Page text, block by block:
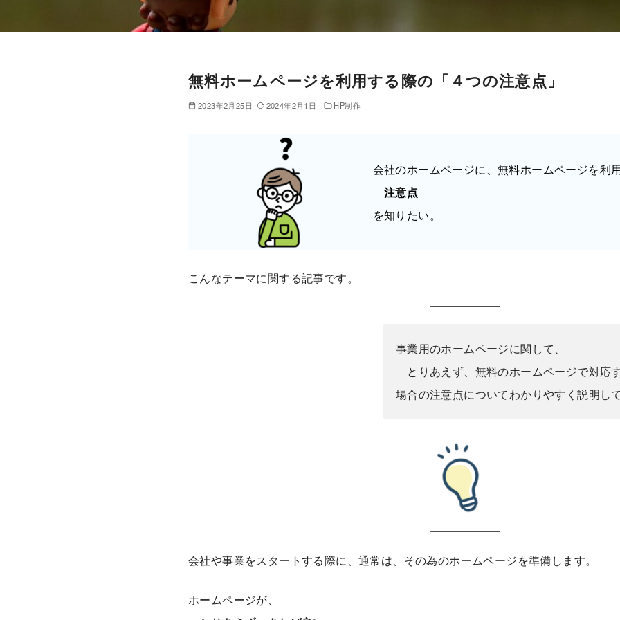
無料ホームページを利用する際の「４つの注意点」
2023年2月25日 2024年2月1日 HP制作
会社のホームページに、無料ホームページを利
注意点
を知りたい。
こんなテーマに関する記事です。
事業用のホームページに関して、
とりあえず、無料のホームページで対応
場合の注意点についてわかりやすく説明し
会社や事業をスタートする際に、通常は、その為のホームページを準備します。
ホームページが、